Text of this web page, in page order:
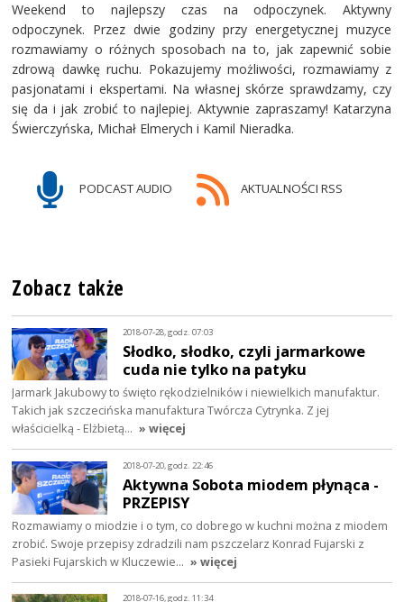
Weekend to najlepszy czas na odpoczynek. Aktywny
odpoczynek. Przez dwie godziny przy energetycznej muzyce
rozmawiamy o różnych sposobach na to, jak zapewnić sobie
zdrową dawkę ruchu. Pokazujemy możliwości, rozmawiamy z
pasjonatami i ekspertami. Na własnej skórze sprawdzamy, czy
się da i jak zrobić to najlepiej. Aktywnie zapraszamy! Katarzyna
Świerczyńska, Michał Elmerych i Kamil Nieradka.
PODCAST AUDIO AKTUALNOŚCI RSS
Zobacz także
2018-07-28, godz. 07:03
Słodko, słodko, czyli jarmarkowe
cuda nie tylko na patyku
Jarmark Jakubowy to święto rękodzielników i niewielkich manufaktur.
Takich jak szczecińska manufaktura Twórcza Cytrynka. Z jej
właścicielką - Elżbietą… » więcej
2018-07-20, godz. 22:46
Aktywna Sobota miodem płynąca -
PRZEPISY
Rozmawiamy o miodzie i o tym, co dobrego w kuchni można z miodem
zrobić. Swoje przepisy zdradzili nam pszczelarz Konrad Fujarski z
Pasieki Fujarskich w Kluczewie… » więcej
2018-07-16, godz. 11:34